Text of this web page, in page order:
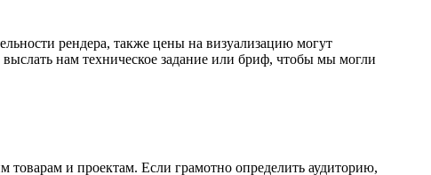
рендера, также цены на визуализацию могут
нам техническое задание или бриф, чтобы мы могли
и проектам. Если грамотно определить аудиторию,